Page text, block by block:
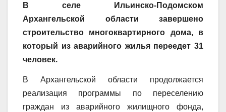
В селе Ильинско-Подомском
Архангельской области завершено
строительство многоквартирного дома, в
который из аварийного жилья переедет 31
человек.
В Архангельской области продолжается
реализация программы по переселению
граждан из аварийного жилищного фонда,